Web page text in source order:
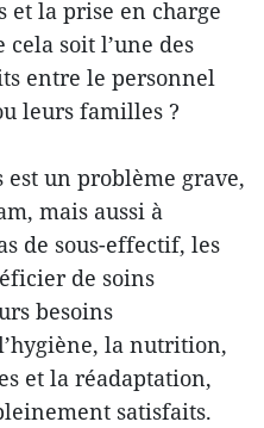
et la prise en charge
cela soit l’une des
entre le personnel
leurs familles ?
un problème grave,
mais aussi à
de sous-effectif, les
de soins
besoins
la nutrition,
et la réadaptation,
satisfaits.